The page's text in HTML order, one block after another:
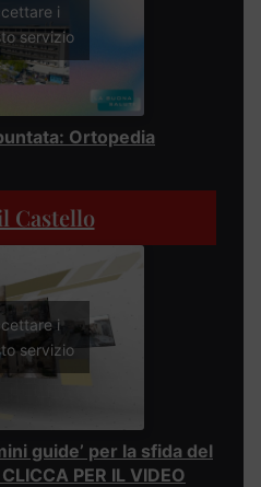
i
servizio
Ortopedia
Castello
i
servizio
guide’ per la sfida del
PER IL VIDEO